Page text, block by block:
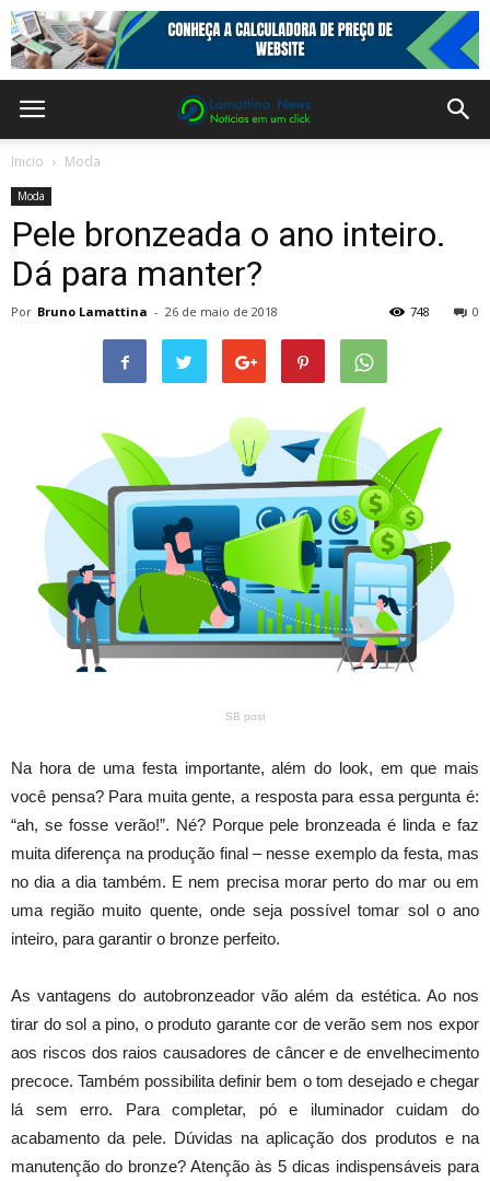
Inicio Moda
Moda
Pele bronzeada o ano inteiro.
Dá para manter?
Por Bruno Lamattina - 26 de maio de 2018 0
748
SB post
Na hora de uma festa importante, além do look, em que mais
você pensa? Para muita gente, a resposta para essa pergunta é:
“ah, se fosse verão!”. Né? Porque pele bronzeada é linda e faz
muita diferença na produção final – nesse exemplo da festa, mas
no dia a dia também. E nem precisa morar perto do mar ou em
uma região muito quente, onde seja possível tomar sol o ano
inteiro, para garantir o bronze perfeito.
As vantagens do autobronzeador vão além da estética. Ao nos
tirar do sol a pino, o produto garante cor de verão sem nos expor
aos riscos dos raios causadores de câncer e de envelhecimento
precoce. Também possibilita definir bem o tom desejado e chegar
lá sem erro. Para completar, pó e iluminador cuidam do
acabamento da pele. Dúvidas na aplicação dos produtos e na
manutenção do bronze? Atenção às 5 dicas indispensáveis para